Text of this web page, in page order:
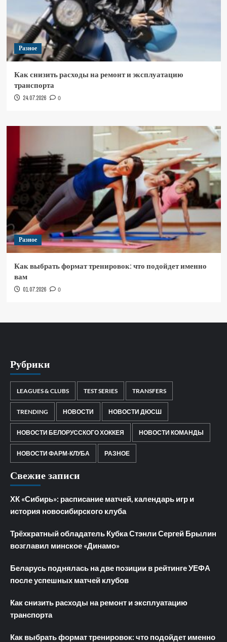
Разное
Как снизить расходы на ремонт и эксплуатацию
транспорта
24.07.2026 0
Разное
Как выбрать формат тренировок: что подойдет именно
вам
01.07.2026 0
Рубрики
LEAGUES & CLUBS TEST SERIES TRANSFERS
TRENDING НОВОСТИ НОВОСТИ ДЮСШ
НОВОСТИ БЕЛОРУССКОГО ХОККЕЯ НОВОСТИ КОМАНДЫ
НОВОСТИ ФАРМ-КЛУБА РАЗНОЕ
Свежие записи
ХК «Сибирь»: расписание матчей, календарь игр и
история новосибирского клуба
Трёхкратный обладатель Кубка Стэнли Сергей Брылин
возглавил минское «Динамо»
Беларусь поднялась на две позиции в рейтинге УЕФА
после успешных матчей клубов
Как снизить расходы на ремонт и эксплуатацию
транспорта
Как выбрать формат тренировок: что подойдет именно